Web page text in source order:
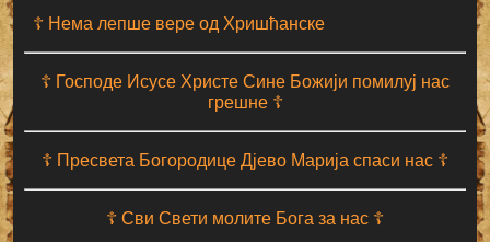
☦ Нема лепше вере од Хришћанске
☦ Господе Исусе Христе Сине Божији помилуј нас
грешне ☦
☦ Пресвета Богородице Дјево Марија спаси нас ☦
☦ Сви Свети молите Бога за нас ☦